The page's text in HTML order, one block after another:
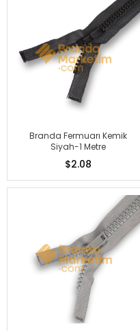
Branda Fermuarı Kemik
Siyah-1 Metre
$2.08